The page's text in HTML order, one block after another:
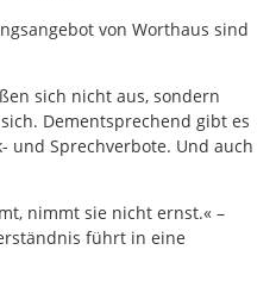
von Worthaus sind
sich nicht aus, sondern
Dementsprechend gibt es
und Sprechverbote. Und auch
nimmt sie nicht ernst.« –
führt in eine